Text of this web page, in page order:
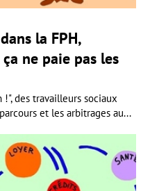
la FPH,
ne paie pas les
des travailleurs sociaux
et les arbitrages au...